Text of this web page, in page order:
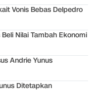
Vonis Bebas Delpedro
Nilai Tambah Ekonomi
Andrie Yunus
Ditetapkan